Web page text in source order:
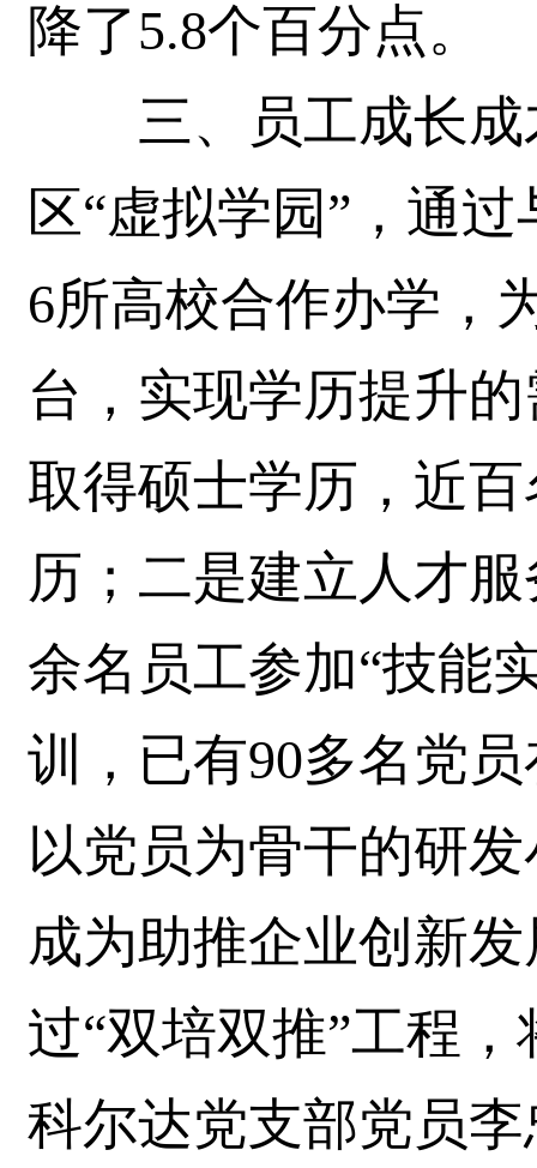
降了5.8个百分点。
三、员工成长成
区“虚拟学园”，通
6所高校合作办学，
台，实现学历提升
取得硕士学历，近
历；二是建立人才
余名员工参加“技能
训，已有90多名党
以党员为骨干的研
成为助推企业创新
过“双培双推”工程
科尔达党支部党员